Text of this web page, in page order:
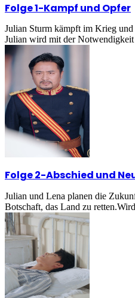
Folge 1-Kampf und Opfer
Julian Sturm kämpft im Krieg und
Julian wird mit der Notwendigkeit
Folge 2-Abschied und
Julian und Lena planen die
Botschaft, das Land zu